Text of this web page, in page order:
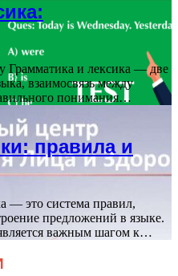
Грамматика и лексика — две
взаимосвязь между
понимания…
правила и
— это система правил,
предложений в языке.
важным шагом к…